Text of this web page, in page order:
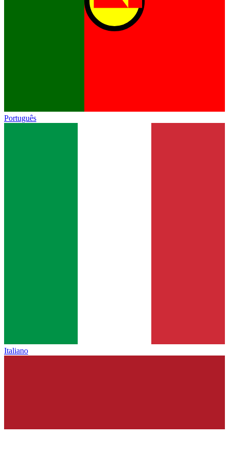
Português
Italiano